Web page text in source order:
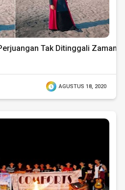
Tak Ditinggali Zaman
AGUSTUS 18, 2020